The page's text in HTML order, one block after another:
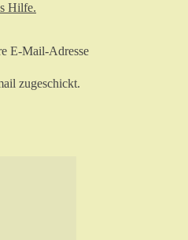
Hilfe.
E-Mail-Adresse
zugeschickt.